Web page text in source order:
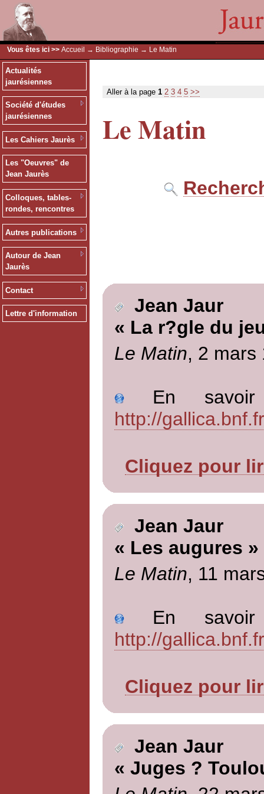
Vous êtes ici >> Accueil → Bibliographie → Le Matin
Actualités
jaurésiennes
Société d'études
jaurésiennes
Les Cahiers Jaurès
Les "Oeuvres" de
Jean Jaurès
Colloques, tables-
rondes, rencontres
Autres publications
Autour de Jean
Jaurès
Contact
Lettre d'information
Aller à la page 1 2 3 4 5 >>
Le Matin
Jean Jaur
« La r?gle du
Le Matin, 2 mars
En savoir
http://
Cliquez pour
Jean Jaur
« Les augures »
Le Matin, 11
En savoir
http://
Cliquez pour
Jean Jaur
« Juges ?